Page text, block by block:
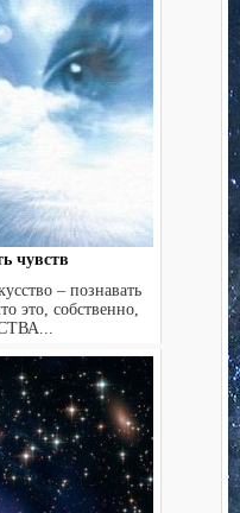
чувств
– познавать
это, собственно,